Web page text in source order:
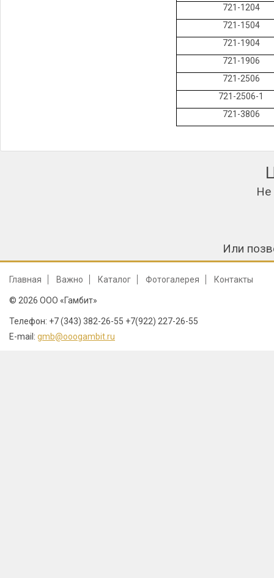
721-1204
721-1504
721-1904
721-1906
721-2506
721-2506-1
721-3806
Не
Или
Главная Важно Каталог Фотогалерея Контакты
© 2026 ООО «Гамбит»
Телефон: +7 (343) 382-26-55 +7(922) 227-26-55
E-mail: gmb@ooogambit.ru